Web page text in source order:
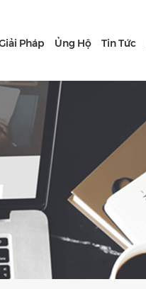
Pháp Ủng Hộ Tin Tức